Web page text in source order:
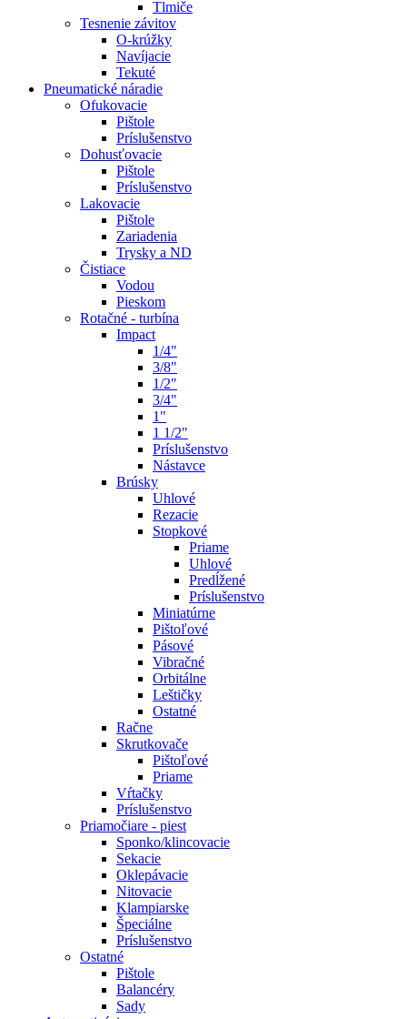
Tlmiče
Tesnenie závitov
O-krúžky
Navíjacie
Tekuté
Pneumatické náradie
Ofukovacie
Pištole
Príslušenstvo
Dohusťovacie
Pištole
Príslušenstvo
Lakovacie
Pištole
Zariadenia
Trysky a ND
Čistiace
Vodou
Pieskom
Rotačné - turbína
Impact
1/4"
3/8"
1/2"
3/4"
1"
1 1/2"
Príslušenstvo
Nástavce
Brúsky
Uhlové
Rezacie
Stopkové
Priame
Uhlové
Predĺžené
Príslušenstvo
Miniatúrne
Pištoľové
Pásové
Vibračné
Orbitálne
Leštičky
Ostatné
Račne
Skrutkovače
Pištoľové
Priame
Vŕtačky
Príslušenstvo
Priamočiare - piest
Sponko/klincovacie
Sekacie
Oklepávacie
Nitovacie
Klampiarske
Špeciálne
Príslušenstvo
Ostatné
Pištole
Balancéry
Sady